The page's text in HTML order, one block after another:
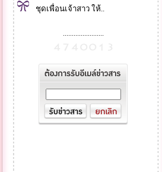
ชุดเพื่อนเจ้าสาว ให้..
.......................